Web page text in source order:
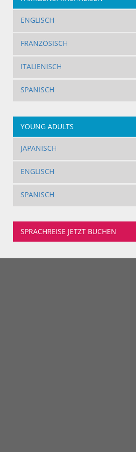
ENGLISCH
FRANZÖSISCH
ITALIENISCH
SPANISCH
YOUNG ADULTS
JAPANISCH
ENGLISCH
SPANISCH
SPRACHREISE JETZT BUCHEN